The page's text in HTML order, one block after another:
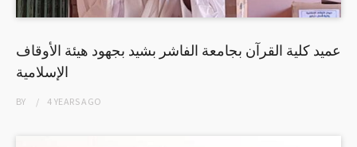
عميد كلية القرآن بجامعة الفاشر بشيد بجهود هيئة الأوقاف
الإسلامية
BY 4 YEARSAGO